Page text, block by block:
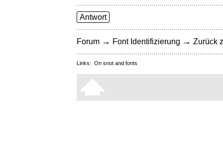
Antwort
Forum → Font Identifizierung → Zurück
Links: On snot and fonts